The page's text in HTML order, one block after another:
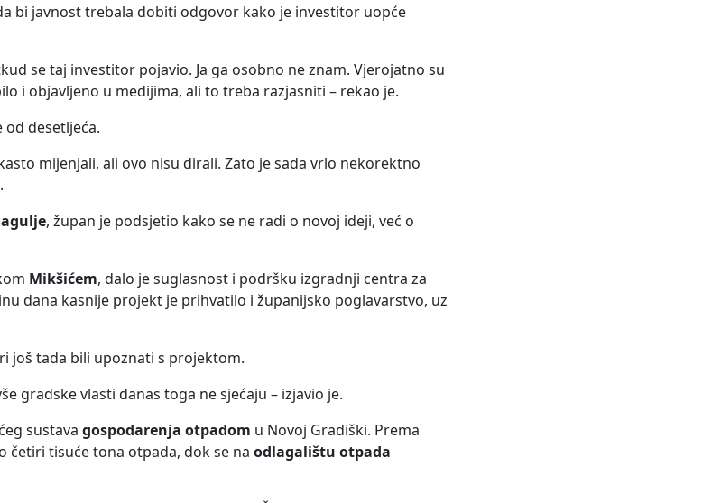
bi javnost trebala dobiti odgovor kako je investitor uopće
se taj investitor pojavio. Ja ga osobno ne znam. Vjerojatno su
i objavljeno u medijima, ali to treba razjasniti – rekao je.
od desetljeća.
mijenjali, ali ovo nisu dirali. Zato je sada vrlo nekorektno
, župan je podsjetio kako se ne radi o novoj ideji, već o
Mikšićem, dalo je suglasnost i podršku izgradnji centra za
dana kasnije projekt je prihvatilo i županijsko poglavarstvo, uz
još tada bili upoznati s projektom.
gradske vlasti danas toga ne sjećaju – izjavio je.
sustava gospodarenja otpadom u Novoj Gradiški. Prema
četiri tisuće tona otpada, dok se na odlagalištu otpada